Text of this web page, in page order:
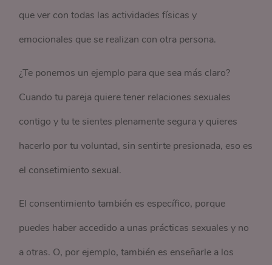
que ver con todas las actividades físicas y
emocionales que se realizan con otra persona.
¿Te ponemos un ejemplo para que sea más claro?
Cuando tu pareja quiere tener relaciones sexuales
contigo y tu te sientes plenamente segura y quieres
hacerlo por tu voluntad, sin sentirte presionada, eso es
el consetimiento sexual.
El consentimiento también es específico, porque
puedes haber accedido a unas prácticas sexuales y no
a otras. O, por ejemplo, también es enseñarle a los